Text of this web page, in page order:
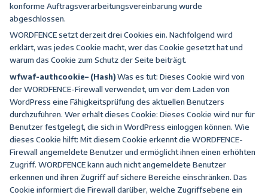
konforme Auftragsverarbeitungsvereinbarung wurde
abgeschlossen.
WORDFENCE setzt derzeit drei Cookies ein. Nachfolgend wird
erklärt, was jedes Cookie macht, wer das Cookie gesetzt hat und
warum das Cookie zum Schutz der Seite beiträgt.
wfwaf-authcookie– (Hash)Was es tut: Dieses Cookie wird von
der WORDFENCE-Firewall verwendet, um vor dem Laden von
WordPress eine Fähigkeitsprüfung des aktuellen Benutzers
durchzuführen. Wer erhält dieses Cookie: Dieses Cookie wird nur für
Benutzer festgelegt, die sich in WordPress einloggen können. Wie
dieses Cookie hilft: Mit diesem Cookie erkennt die WORDFENCE-
Firewall angemeldete Benutzer und ermöglicht ihnen einen erhöhten
Zugriff. WORDFENCE kann auch nicht angemeldete Benutzer
erkennen und ihren Zugriff auf sichere Bereiche einschränken. Das
Cookie informiert die Firewall darüber, welche Zugriffsebene ein